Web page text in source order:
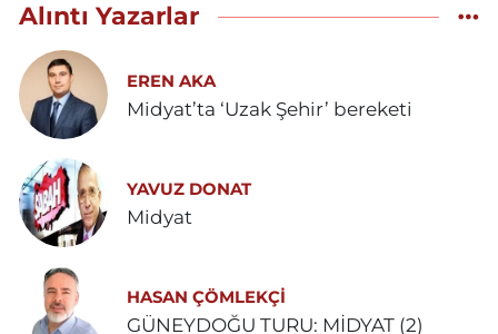
Alıntı Yazarlar
EREN AKA
Midyat’ta ‘Uzak Şehir’ bereketi
YAVUZ DONAT
Midyat
HASAN ÇÖMLEKÇİ
GÜNEYDOĞU TURU: MİDYAT (2)